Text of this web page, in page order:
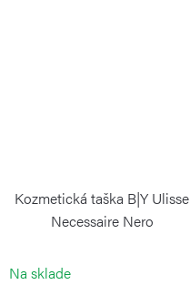
Kozmetická taška B|Y Ulisse
Necessaire Nero
Na sklade